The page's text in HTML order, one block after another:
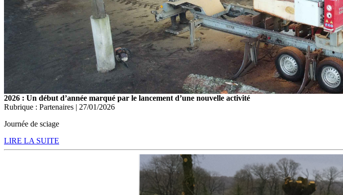
2026 : Un début d’année marqué par le lancement d’une nouvelle activité
Rubrique : Partenaires | 27/01/2026
Journée de sciage
LIRE LA SUITE